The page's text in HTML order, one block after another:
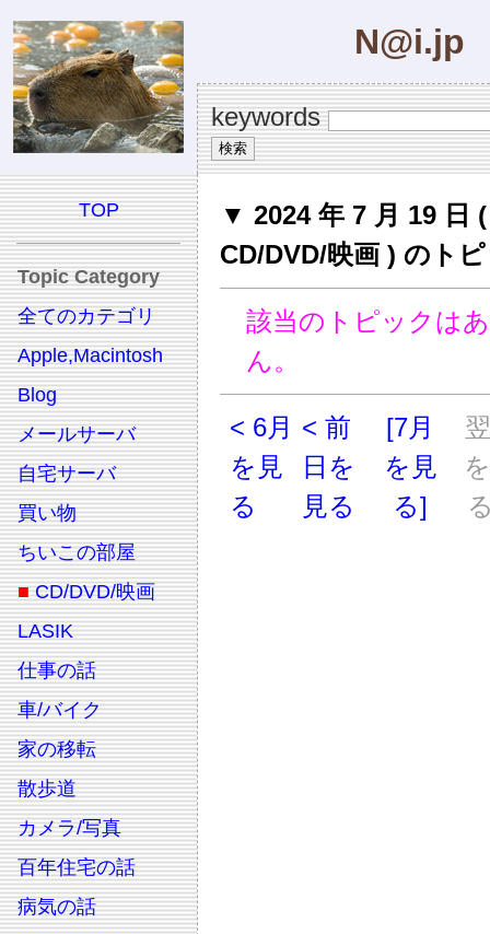
N@i.jp
keywords
TOP
Topic Category
全てのカテゴリ
Apple,Macintosh
Blog
メールサーバ
自宅サーバ
買い物
ちいこの部屋
■ CD/DVD/映画
LASIK
仕事の話
車/バイク
家の移転
散歩道
カメラ/写真
百年住宅の話
病気の話
▼ 2024 年 7 月 19 日 (
CD/DVD/映画 ) のト
該当のトピックは
ん。
< 6月
を見
る
< 前
日を
見る
[7月
を見
る]